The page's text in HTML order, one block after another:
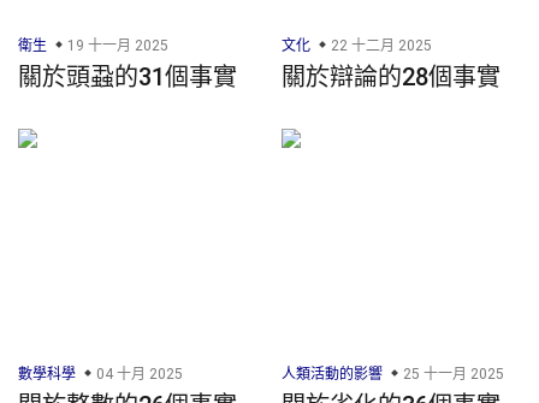
衛生 19 十一月 2025
關於頭蝨的31個事實
文化 22 十二月 2025
關於辯論的28個事實
數學科學 04 十月 2025 人類活動的影響 25 十一月 2025